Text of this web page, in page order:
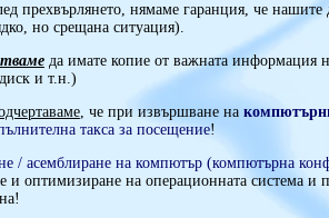
прехвърлянето, нямаме гаранция, че нашите
но срещана ситуация).
да имате копие от важната информация
и т.н.)
, че при извършване на
такса за посещение!
/ асемблиране на компютър (компютърна
и оптимизиране на операционната система